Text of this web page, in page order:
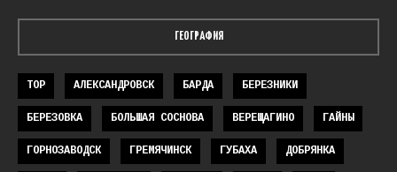
ГЕОГРАФИЯ
TOP АЛЕКСАНДРОВСК БАРДА БЕРЕЗНИКИ
БЕРЕЗОВКА БОЛЬШАЯ СОСНОВА ВЕРЕЩАГИНО ГАЙНЫ
ГОРНОЗАВОДСК ГРЕМЯЧИНСК ГУБАХА ДОБРЯНКА